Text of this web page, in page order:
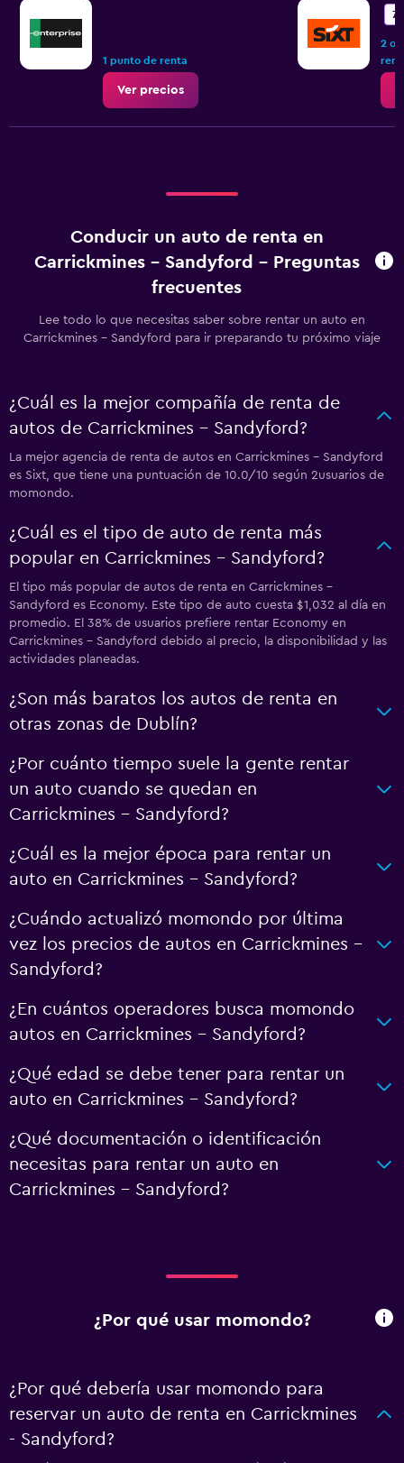
1 punto de renta
Ver precios
2
Conducir un auto de renta en
Carrickmines - Sandyford - Preguntas
frecuentes
Lee todo lo que necesitas saber sobre rentar un auto en
Carrickmines - Sandyford para ir preparando tu próximo viaje
¿Cuál es la mejor compañía de renta de
autos de Carrickmines - Sandyford?
La mejor agencia de renta de autos en Carrickmines - Sandyford
es Sixt, que tiene una puntuación de 10.0/10 según 2usuarios de
momondo.
¿Cuál es el tipo de auto de renta más
popular en Carrickmines - Sandyford?
El tipo más popular de autos de renta en Carrickmines -
Sandyford es Economy. Este tipo de auto cuesta $1,032 al día en
promedio. El 38% de usuarios prefiere rentar Economy en
Carrickmines - Sandyford debido al precio, la disponibilidad y las
actividades planeadas.
¿Son más baratos los autos de renta en
otras zonas de Dublín?
¿Por cuánto tiempo suele la gente rentar
un auto cuando se quedan en
Carrickmines - Sandyford?
¿Cuál es la mejor época para rentar un
auto en Carrickmines - Sandyford?
¿Cuándo actualizó momondo por última
vez los precios de autos en Carrickmines -
Sandyford?
¿En cuántos operadores busca momondo
autos en Carrickmines - Sandyford?
¿Qué edad se debe tener para rentar un
auto en Carrickmines - Sandyford?
¿Qué documentación o identificación
necesitas para rentar un auto en
Carrickmines - Sandyford?
¿Por qué usar momondo?
¿Por qué debería usar momondo para
reservar un auto de renta en Carrickmines
- Sandyford?